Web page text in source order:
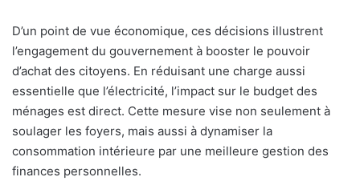
D’un point de vue économique, ces décisions illustrent
l’engagement du gouvernement à booster le pouvoir
d’achat des citoyens. En réduisant une charge aussi
essentielle que l’électricité, l’impact sur le budget des
ménages est direct. Cette mesure vise non seulement à
soulager les foyers, mais aussi à dynamiser la
consommation intérieure par une meilleure gestion des
finances personnelles.